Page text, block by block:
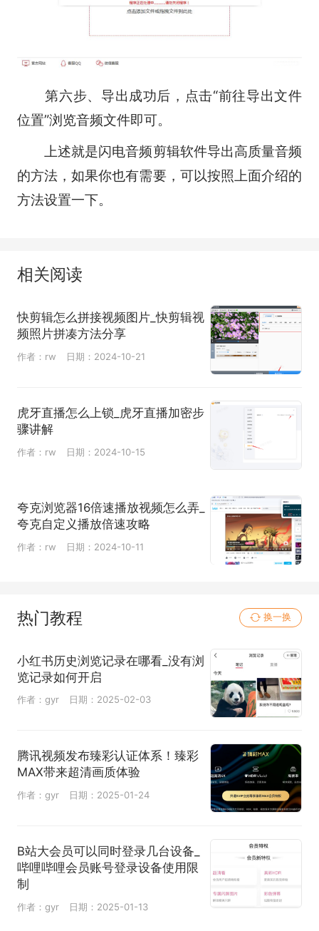
第六步、导出成功后，点击“前往导出文件
位置”浏览音频文件即可。
上述就是闪电音频剪辑软件导出高质量音频
的方法，如果你也有需要，可以按照上面介绍的
方法设置一下。
相关阅读
快剪辑怎么拼接视频图片_快剪辑视
频照片拼凑方法分享
作者：rw 日期：2024-10-21
虎牙直播怎么上锁_虎牙直播加密步
骤讲解
作者：rw 日期：2024-10-15
夸克浏览器16倍速播放视频怎么弄_
夸克自定义播放倍速攻略
作者：rw 日期：2024-10-11
热门教程 换一换
小红书历史浏览记录在哪看_没有浏
览记录如何开启
作者：gyr 日期：2025-02-03
腾讯视频发布臻彩认证体系！臻彩
MAX带来超清画质体验
作者：gyr 日期：2025-01-24
B站大会员可以同时登录几台设备_
哔哩哔哩会员账号登录设备使用限
制
作者：gyr 日期：2025-01-13